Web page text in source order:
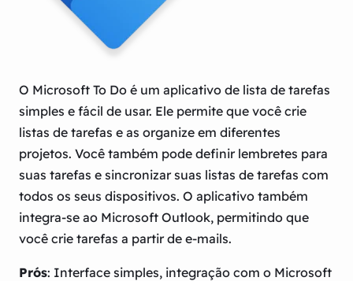
O Microsoft To Do é um aplicativo de lista de tarefas
simples e fácil de usar. Ele permite que você crie
listas de tarefas e as organize em diferentes
projetos. Você também pode definir lembretes para
suas tarefas e sincronizar suas listas de tarefas com
todos os seus dispositivos. O aplicativo também
integra-se ao Microsoft Outlook, permitindo que
você crie tarefas a partir de e-mails.
Prós: Interface simples, integração com o Microsoft